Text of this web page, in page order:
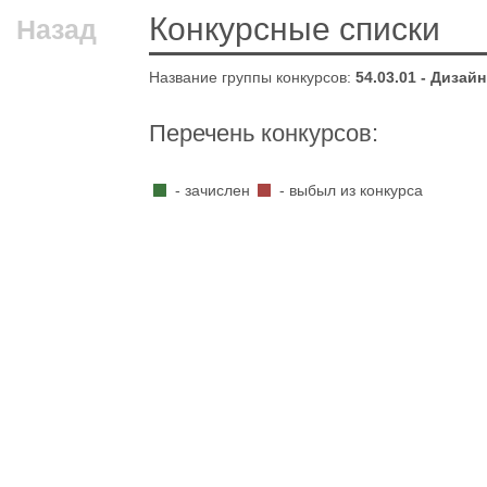
Назад Конкурсные списки
Название группы конкурсов: 54.03.01 - Дизайн
Перечень конкурсов:
- зачислен - выбыл из конкурса